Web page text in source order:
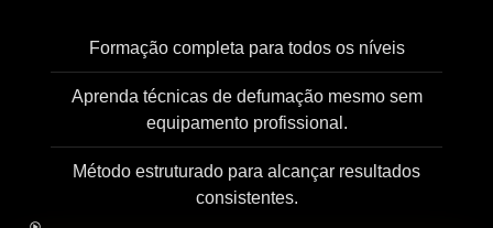
Formação completa para todos os níveis
Aprenda técnicas de defumação mesmo sem
equipamento profissional.
Método estruturado para alcançar resultados
consistentes.